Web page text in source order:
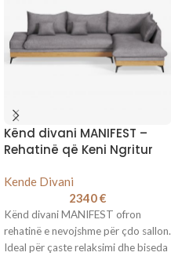
Kënd divani MANIFEST –
Rehatinë që Keni Ngritur
Kende Divani
2340€
Kënd divani MANIFEST ofron
rehatinë e nevojshme për çdo sallon.
Ideal për çaste relaksimi dhe biseda